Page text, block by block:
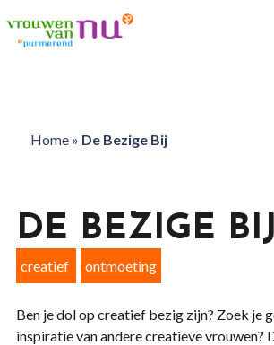
Home» De Bezige Bij
DE BEZIGE BIJ
creatief ontmoeting
Ben je dol op creatief bezig zijn? Zoek je
inspiratie van andere creatieve vrouwen?